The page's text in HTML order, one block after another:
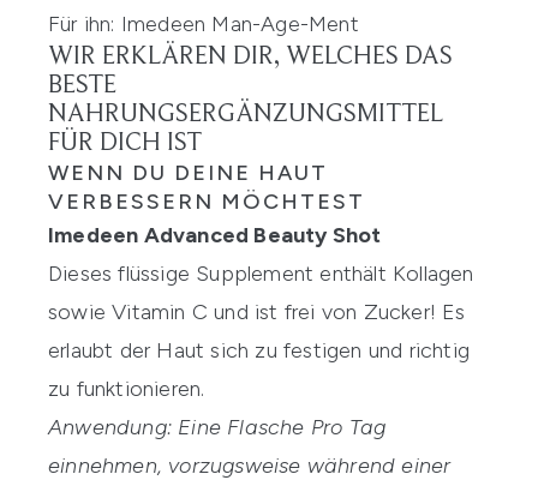
Für ihn: Imedeen Man-Age-Ment
WIR ERKLÄREN DIR, WELCHES DAS
BESTE
NAHRUNGSERGÄNZUNGSMITTEL
FÜR DICH IST
WENN DU DEINE HAUT
VERBESSERN MÖCHTEST
Imedeen Advanced Beauty Shot
Dieses flüssige Supplement enthält Kollagen
sowie Vitamin C und ist frei von Zucker! Es
erlaubt der Haut sich zu festigen und richtig
zu funktionieren.
Anwendung: Eine Flasche Pro Tag
einnehmen, vorzugsweise während einer